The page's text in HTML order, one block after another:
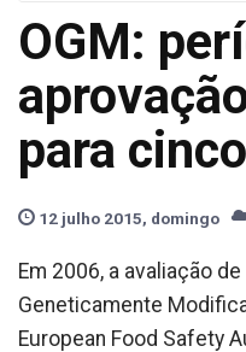
OGM:
para
12 julho 2015, domingo
Em 2006, a avaliação
Geneticamente
European Food Safety